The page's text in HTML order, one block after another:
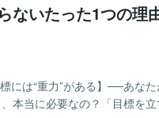
ないたった1つの理
には“重力”がある】──あな
本当に必要なの？「目標を